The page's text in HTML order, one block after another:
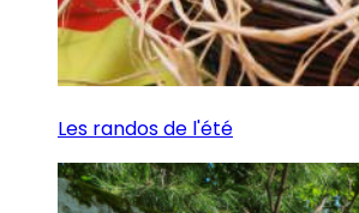
Les randos de l'été